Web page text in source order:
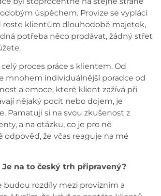
úspěchem. Provize se vyplácí
klientům dlouhodobě majetek,
potřeba něco prodávat, žádný střet
proces práce s klientem. Od
mnohem individuálnější poradce od
a emoce, které klient zažívá při
nějaký pocit nebo dojem, je
Pamatuji si na svou zkušenost z
a na otázku, co je pro ně
že včas reaguje na mé
Je na to český trh připravený?
rozdíly mezi provizním a